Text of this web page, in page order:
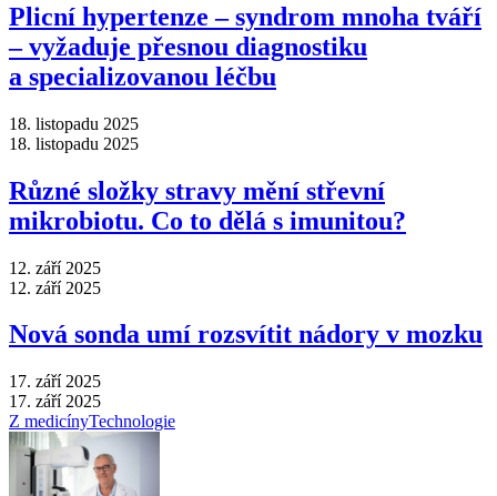
Plicní hypertenze –⁠ syndrom mnoha tváří
–⁠ vyžaduje přesnou diagnostiku
a specializovanou léčbu
18. listopadu 2025
18. listopadu 2025
Různé složky stravy mění střevní
mikrobiotu. Co to dělá s imunitou?
12. září 2025
12. září 2025
Nová sonda umí rozsvítit nádory v mozku
17. září 2025
17. září 2025
Z medicínyTechnologie